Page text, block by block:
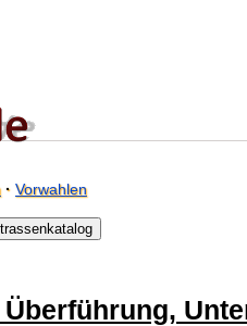
· Vorwahlen